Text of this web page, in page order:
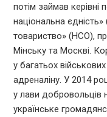
потім займав керівні
національна
товариство» (НСО),
Мінську та Москві.
у багатьох
адреналіну. У 2014
у лави добровольців
українське